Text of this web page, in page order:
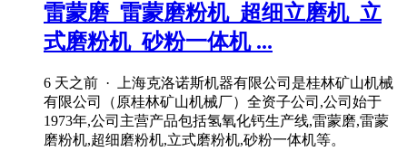
雷蒙磨_雷蒙磨粉机_超细立磨机_立
式磨粉机_砂粉一体机 ...
6 天之前 · 上海克洛诺斯机器有限公司是桂林矿山机械
有限公司（原桂林矿山机械厂）全资子公司,公司始于
1973年,公司主营产品包括氢氧化钙生产线,雷蒙磨,雷蒙
磨粉机,超细磨粉机,立式磨粉机,砂粉一体机等。